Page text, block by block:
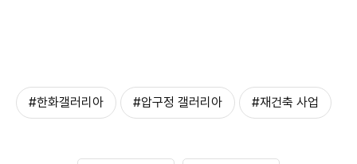
#한화갤러리아 #압구정 갤러리아 #재건축 사업